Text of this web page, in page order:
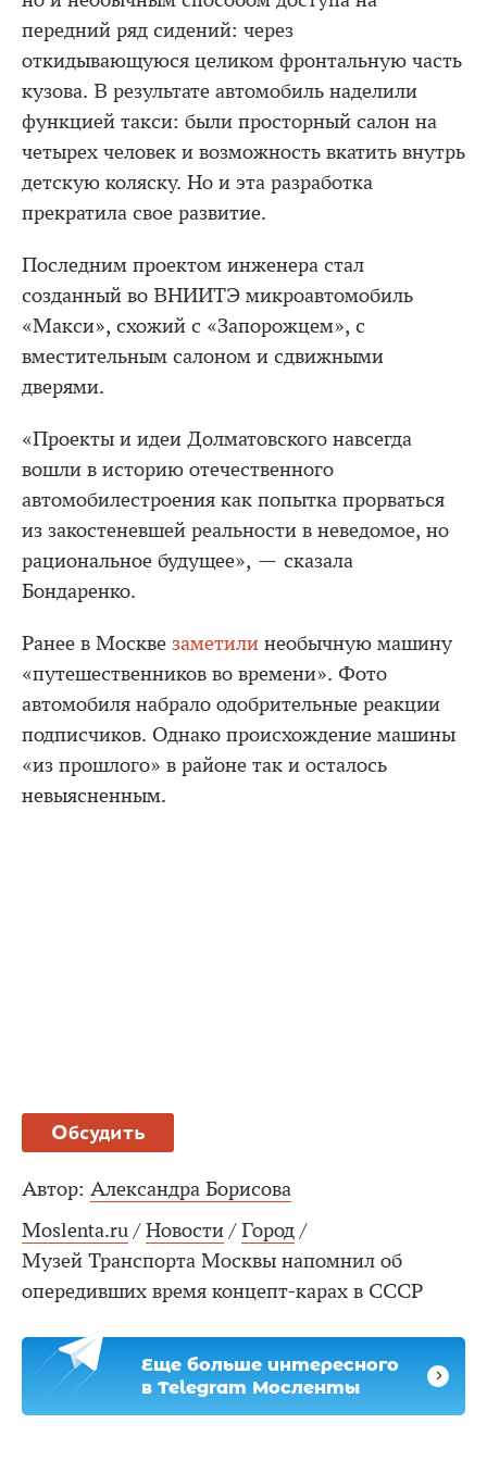
передний ряд сидений: через
откидывающуюся целиком фронтальную часть
кузова. В результате автомобиль наделили
функцией такси: были просторный салон на
четырех человек и возможность вкатить внутрь
детскую коляску. Но и эта разработка
прекратила свое развитие.
Последним проектом инженера стал
созданный во ВНИИТЭ микроавтомобиль
«Макси», схожий с «Запорожцем», с
вместительным салоном и сдвижными
дверями.
«Проекты и идеи Долматовского навсегда
вошли в историю отечественного
автомобилестроения как попытка прорваться
из закостеневшей реальности в неведомое, но
рациональное будущее», — сказала
Бондаренко.
Ранее в Москве заметили необычную машину
«путешественников во времени». Фото
автомобиля набрало одобрительные реакции
подписчиков. Однако происхождение машины
«из прошлого» в районе так и осталось
невыясненным.
Обсудить
Автор: Александра Борисова
Moslenta.ru / Новости / Город /
Музей Транспорта Москвы напомнил об
опередивших время концепт-карах в СССР
Еще больше интересного
в Telegram Мосленты